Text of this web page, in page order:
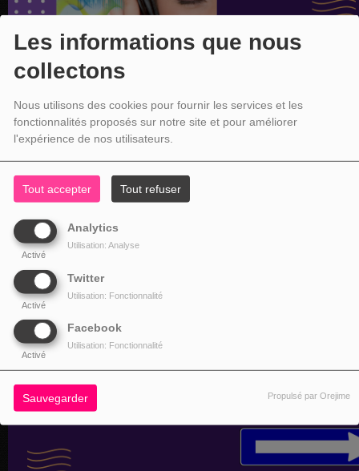
Les informations que nous
collectons
Nous utilisons des cookies pour fournir les services et les
fonctionnalités proposés sur notre site et pour améliorer
l'expérience de nos utilisateurs.
Tout accepter Tout refuser
Analytics
Activé
Utilisation: Analyse
Twitter
Activé
Utilisation: Fonctionnalité
Facebook
Activé
Utilisation: Fonctionnalité
Sauvegarder Propulsé par Orejime